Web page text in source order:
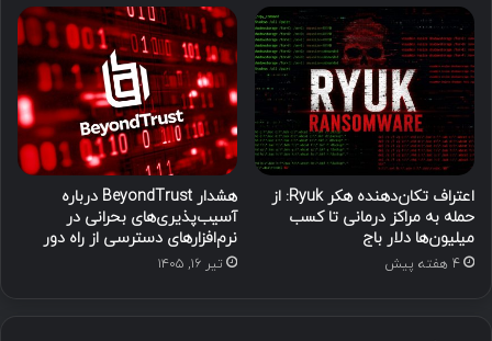
اعتراف تکان‌دهنده هکر Ryuk: از
حمله به مراکز درمانی تا کسب
میلیون‌ها دلار باج
4 هفته پیش
هشدار BeyondTrust درباره
آسیب‌پذیری‌های بحرانی در
نرم‌افزارهای دسترسی از راه دور
تیر ۱۶, ۱۴۰۵